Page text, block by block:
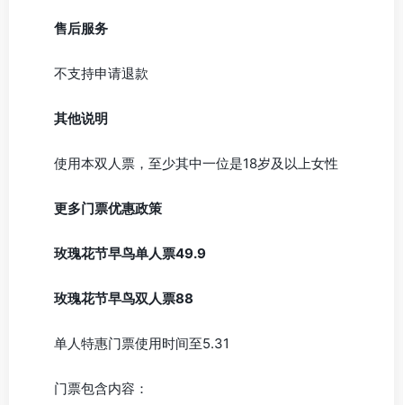
售后服务
不支持申请退款
其他说明
使用本双人票，至少其中一位是18岁及以上女性
更多门票优惠政策
玫瑰花节早鸟单人票49.9
玫瑰花节早鸟双人票88
单人特惠门票使用时间至5.31
门票包含内容：